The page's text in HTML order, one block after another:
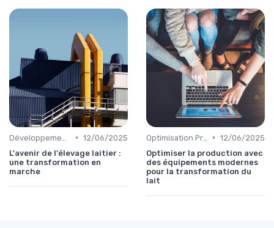
• 12/06/2025
L'avenir de l'élevage laitier :
une transformation en
marche
• 12/06/2025
Optimiser la production avec
des équipements modernes
pour la transformation du
lait